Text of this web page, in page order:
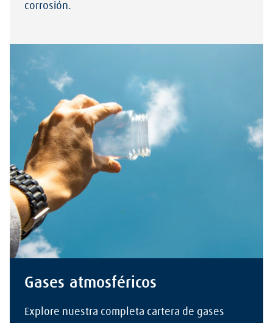
corrosión.
Gases atmosféricos
Explore nuestra completa cartera de gases